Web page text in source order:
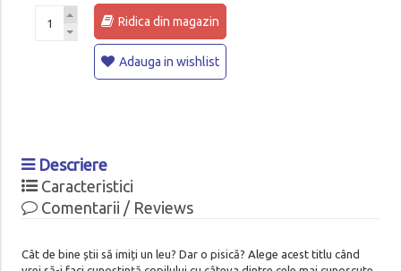
Ridica din magazin
Adauga in wishlist
Descriere
Caracteristici
Comentarii / Reviews
Cât de bine știi să imiți un leu? Dar o pisică? Alege acest titlu când